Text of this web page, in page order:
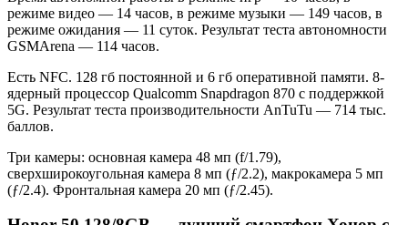
режиме видео — 14 часов, в режиме музыки — 149 часов, в
режиме ожидания — 11 суток. Результат теста автономности
GSMArena — 114 часов.
Есть NFC. 128 гб постоянной и 6 гб оперативной памяти. 8-
ядерный процессор Qualcomm Snapdragon 870 с поддержкой
5G. Результат теста производительности AnTuTu — 714 тыс.
баллов.
Три камеры: основная камера 48 мп (f/1.79),
сверхширокоугольная камера 8 мп (ƒ/2.2), макрокамера 5 мп
(ƒ/2.4). Фронтальная камера 20 мп (ƒ/2.45).